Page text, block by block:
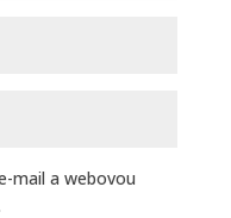
mail a webovou